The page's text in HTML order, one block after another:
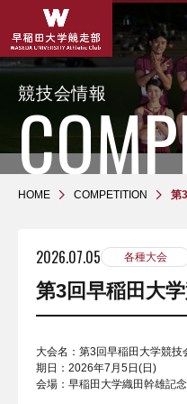
競技会情報
HOME COMPETITION 第
2026.07.05 各種大会
第3回早稲田大
大会名：第3回早稲田大学競技
期日：2026年7月5日(日)
会場：早稲田大学織田幹雄記